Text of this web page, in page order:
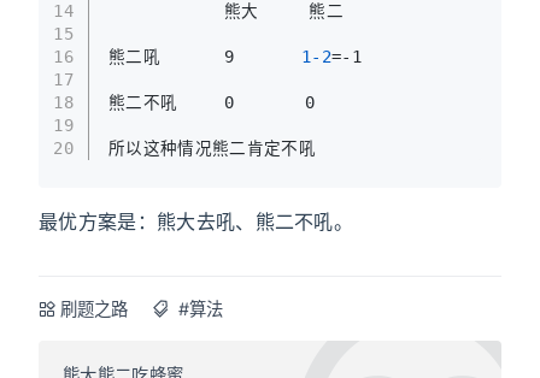
14
15
16
17
18
19
20
  			熊大     熊二
1-2=-1
熊二不吼		0       0
所以这种情况熊二肯定不吼
最优方案是：熊大去吼、熊二不吼。
刷题之路 #算法